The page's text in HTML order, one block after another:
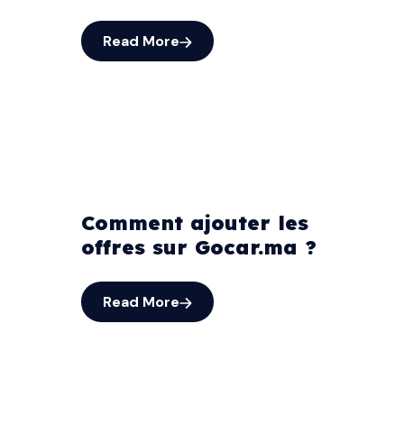
Read More
Comment ajouter les
offres sur Gocar.ma ?
Read More